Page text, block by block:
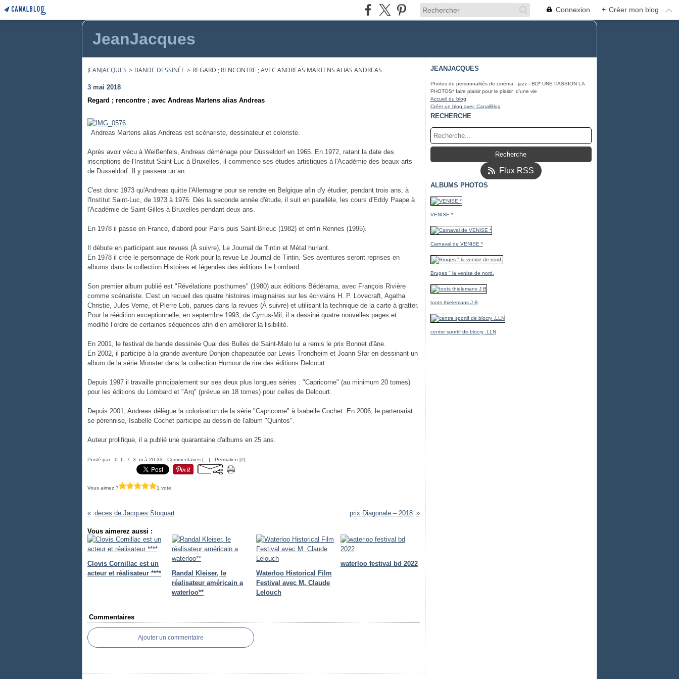
Connexion + Créer mon blog
JeanJacques
JEANJACQUES > BANDE DESSINÉE > REGARD ; RENCONTRE ; AVEC ANDREAS MARTENS ALIAS ANDREAS
3 mai 2018
Regard ; rencontre ; avec Andreas Martens alias Andreas
Andreas Martens alias Andreas est scénariste, dessinateur et coloriste.
Après avoir vécu à Weißenfels, Andreas déménage pour Düsseldorf en 1965. En 1972, ratant la date des
inscriptions de l'Institut Saint-Luc à Bruxelles, il commence ses études artistiques à l'Académie des beaux-arts
de Düsseldorf. Il y passera un an.
C'est donc 1973 qu'Andreas quitte l'Allemagne pour se rendre en Belgique afin d'y étudier, pendant trois ans, à
l'Institut Saint-Luc, de 1973 à 1976. Dès la seconde année d'étude, il suit en parallèle, les cours d'Eddy Paape à
l'Académie de Saint-Gilles à Bruxelles pendant deux ans.
En 1978 il passe en France, d'abord pour Paris puis Saint-Brieuc (1982) et enfin Rennes (1995).
Il débute en participant aux revues (À suivre), Le Journal de Tintin et Métal hurlant.
En 1978 il crée le personnage de Rork pour la revue Le Journal de Tintin. Ses aventures seront reprises en
albums dans la collection Histoires et légendes des éditions Le Lombard.
Son premier album publié est "Révélations posthumes" (1980) aux éditions Bédérama, avec François Rivière
comme scénariste. C'est un recueil des quatre histoires imaginaires sur les écrivains H. P. Lovecraft, Agatha
Christie, Jules Verne, et Pierre Loti, parues dans la revues (À suivre) et utilisant la technique de la carte à gratter.
Pour la réédition exceptionnelle, en septembre 1993, de Cyrrus-Mil, il a dessiné quatre nouvelles pages et
modifié l’ordre de certaines séquences afin d’en améliorer la lisibilité.
En 2001, le festival de bande dessinée Quai des Bulles de Saint-Malo lui a remis le prix Bonnet d'âne.
En 2002, il participe à la grande aventure Donjon chapeautée par Lewis Trondheim et Joann Sfar en dessinant un
album de la série Monster dans la collection Humour de rire des éditions Delcourt.
Depuis 1997 il travaille principalement sur ses deux plus longues séries : "Capricorne" (au minimum 20 tomes)
pour les éditions du Lombard et "Arq" (prévue en 18 tomes) pour celles de Delcourt.
Depuis 2001, Andreas délègue la colorisation de la série "Capricorne" à Isabelle Cochet. En 2006, le partenariat
se pérennise, Isabelle Cochet participe au dessin de l'album "Quintos".
Auteur prolifique, il a publié une quarantaine d'albums en 25 ans.
Posté par _0_6_7_3_m à 20:33 - Commentaires [ ] - Permalien [#]
Vous aimez ? 1 vote
deces de Jacques Stoquart prix Diagonale – 2018
Vous aimerez aussi :
Clovis Cornillac est un
acteur et réalisateur ****
Randal Kleiser, le
réalisateur américain a
waterloo**
Waterloo Historical Film
Festival avec M. Claude
Lelouch
waterloo festival bd 2022
Commentaires
Ajouter un commentaire
JEANJACQUES
Photos de personnalités de cinéma - jazz - BD* UNE PASSION LA
PHOTOS* faire plaisir pour le plaisir ;d'une vie
Accueil du blog
Créer un blog avec CanalBlog
RECHERCHE
Flux RSS
ALBUMS PHOTOS
VENISE *
Carnaval de VENISE *
Bruges '' la venise de nord.
toots thielemans J B
centre sportif de blocry .LLN